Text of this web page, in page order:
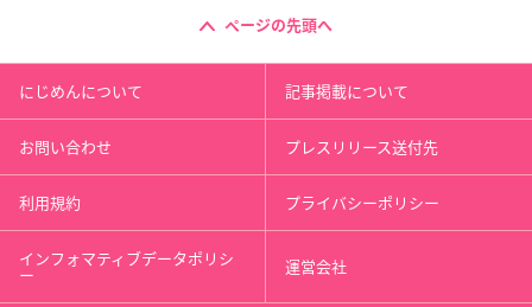
ページの先頭へ
にじめんについて 記事掲載について
お問い合わせ プレスリリース送付先
利用規約 プライバシーポリシー
インフォマティブデータポリシ
ー 運営会社